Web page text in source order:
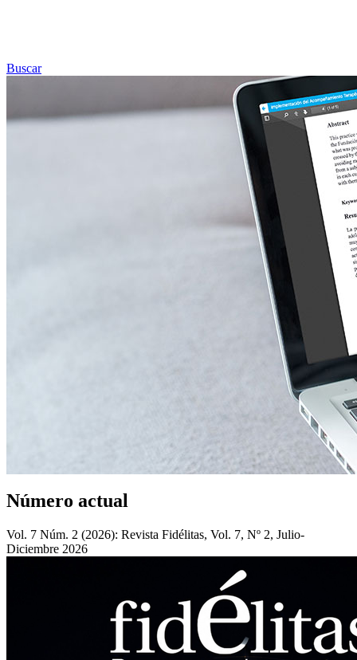
Buscar
Número actual
Vol. 7 Núm. 2 (2026): Revista Fidélitas, Vol. 7, Nº 2, Julio-
Diciembre 2026